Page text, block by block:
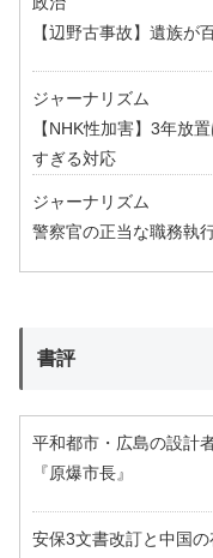
【辺野古事故】遺族が
ジャーナリズム
【NHK性加害】3年放
すぎる対応
ジャーナリズム
警察官の正当な職務執
書評
平和都市・広島の設計
『原爆市長』
安保3文書改訂と中国